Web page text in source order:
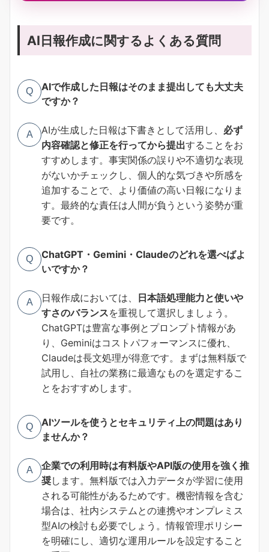
AI日報作成に関するよくある質問
Q
AIで作成した日報はそのまま提出しても大丈夫
ですか？
A AIが生成した日報は下書きとして活用し、 必ず
内容確認と修正を行ってから提出することをお
すすめします。事実関係の誤りや不適切な表現
がないかチェックし、個人的な気づきや所感を
追加することで、より価値の高い日報になりま
す。最終的な責任は人間が負うという姿勢が重
要です。
Q
ChatGPT・Gemini・Claudeのどれを選べばよ
いですか？
A 日報作成においては、 日本語処理能力と使いや
すさのバランスを重視して選択しましょう。
ChatGPTは豊富な事例とプロンプト情報があ
り、Geminiはコストパフォーマンスに優れ、
Claudeは長文処理が得意です。まずは無料版で
試用し、自社の業務に最適なものを選定するこ
とをおすすめします。
Q
AIツールを使うとセキュリティ上の問題はあり
ませんか？
A
企業での利用時は有料版やAPI版の使用を強く推
奨します。無料版では入力データが学習に使用
される可能性があるためです。機密情報を含む
場合は、社内システムとの連携やオンプレミス
型AIの検討も必要でしょう。情報管理ポリシー
を明確にし、適切な運用ルールを設定すること